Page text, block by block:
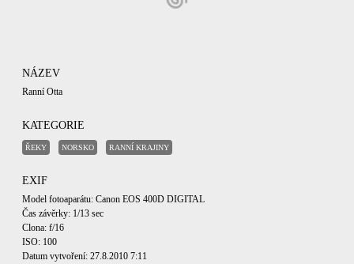
NÁZEV
Ranní Otta
KATEGORIE
ŘEKY NORSKO RANNÍ KRAJINY
EXIF
Model fotoaparátu: Canon EOS 400D DIGITAL
Čas závěrky: 1/13 sec
Clona: f/16
ISO: 100
Datum vytvoření: 27.8.2010 7:11